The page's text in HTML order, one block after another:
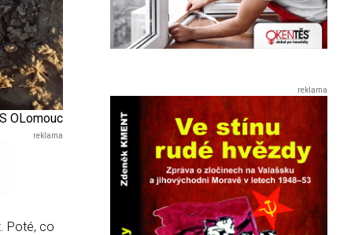
OLomouc
Poté, co